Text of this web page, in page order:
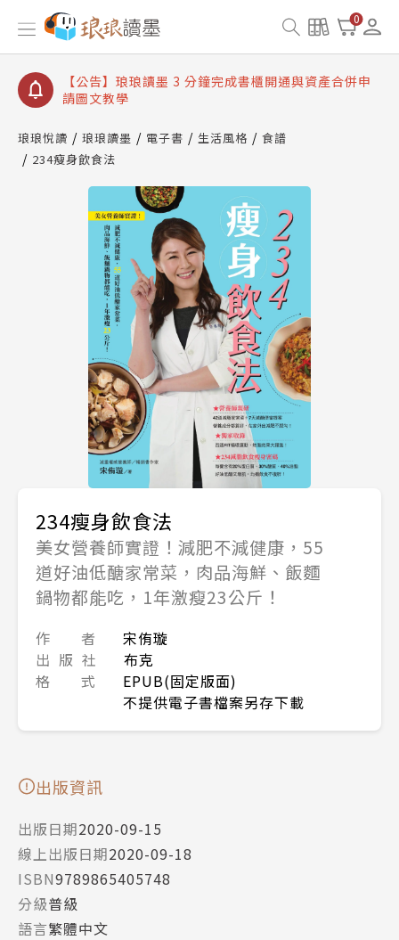
0
【公告】琅琅讀墨數位閱讀資產合併與書櫃開通申請
【公告】琅琅讀墨書櫃開通常見問題
【公告】琅琅讀墨 3 分鐘完成書櫃開通與資產合併申
請圖文教學
查詢
【公告】琅琅讀墨數位閱讀資產合併與書櫃開通申請
琅琅悅讀 琅琅讀墨 電子書 生活風格
食譜
234瘦身飲食法
234瘦身飲食法
美女營養師實證！減肥不減健康，55
道好油低醣家常菜，肉品海鮮、飯麵
鍋物都能吃，1年激瘦23公斤！
作 者
宋侑璇
出 版 社
布克
格 式
EPUB(固定版面)
不提供電子書檔案另存下載
出版資訊
出版日期2020-09-15
線上出版日期2020-09-18
ISBN9789865405748
分級普級
語言繁體中文